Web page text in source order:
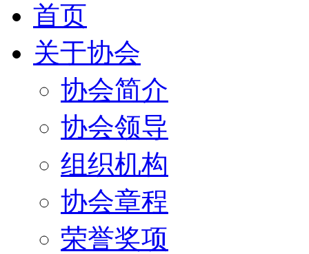
首页
关于协会
协会简介
协会领导
组织机构
协会章程
荣誉奖项